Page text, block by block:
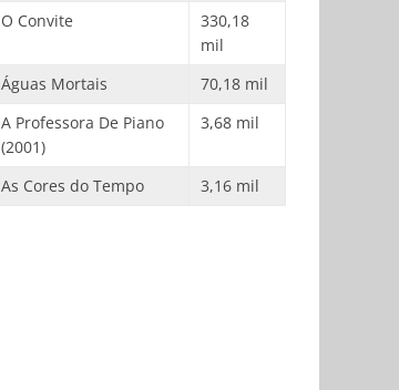
O Convite
330,18
mil
Águas Mortais
70,18 mil
A Professora De Piano
(2001)
3,68 mil
As Cores do Tempo 3,16 mil